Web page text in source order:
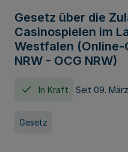
Gesetz über die
Casinospielen im
Westfalen (Online-
NRW - OCG NRW)
In Kraft Seit 09.
Gesetz